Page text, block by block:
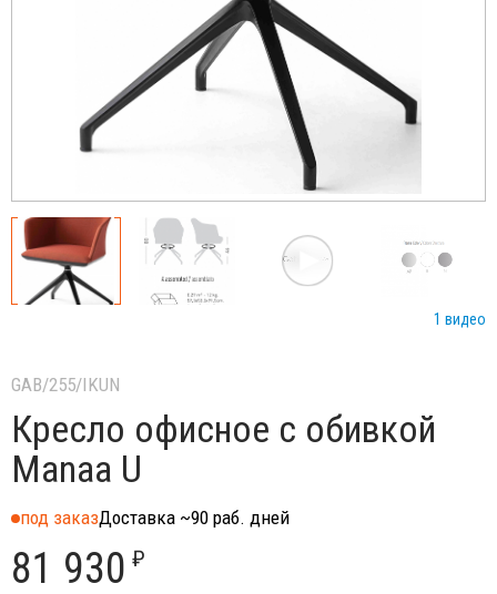
1 видео
GAB/255/IKUN
Кресло офисное с обивкой
Manaa U
под заказДоставка ~90 раб. дней
81 930 ₽